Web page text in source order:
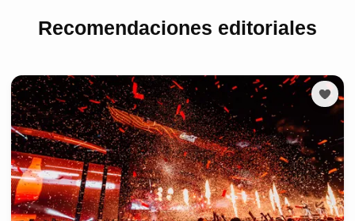
Recomendaciones editoriales